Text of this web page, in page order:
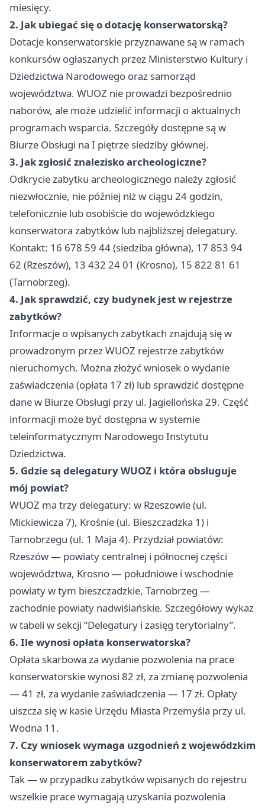
miesięcy.
2. Jak ubiegać się o dotację konserwatorską?
Dotacje konserwatorskie przyznawane są w ramach
konkursów ogłaszanych przez Ministerstwo Kultury i
Dziedzictwa Narodowego oraz samorząd
województwa. WUOZ nie prowadzi bezpośrednio
naborów, ale może udzielić informacji o aktualnych
programach wsparcia. Szczegóły dostępne są w
Biurze Obsługi na I piętrze siedziby głównej.
3. Jak zgłosić znalezisko archeologiczne?
Odkrycie zabytku archeologicznego należy zgłosić
niezwłocznie, nie później niż w ciągu 24 godzin,
telefonicznie lub osobiście do wojewódzkiego
konserwatora zabytków lub najbliższej delegatury.
Kontakt: 16 678 59 44 (siedziba główna), 17 853 94
62 (Rzeszów), 13 432 24 01 (Krosno), 15 822 81 61
(Tarnobrzeg).
4. Jak sprawdzić, czy budynek jest w rejestrze
zabytków?
Informacje o wpisanych zabytkach znajdują się w
prowadzonym przez WUOZ rejestrze zabytków
nieruchomych. Można złożyć wniosek o wydanie
zaświadczenia (opłata 17 zł) lub sprawdzić dostępne
dane w Biurze Obsługi przy ul. Jagiellońska 29. Część
informacji może być dostępna w systemie
teleinformatycznym Narodowego Instytutu
Dziedzictwa.
5. Gdzie są delegatury WUOZ i która obsługuje
mój powiat?
WUOZ ma trzy delegatury: w Rzeszowie (ul.
Mickiewicza 7), Krośnie (ul. Bieszczadzka 1) i
Tarnobrzegu (ul. 1 Maja 4). Przydział powiatów:
Rzeszów — powiaty centralnej i północnej części
województwa, Krosno — południowe i wschodnie
powiaty w tym bieszczadzkie, Tarnobrzeg —
zachodnie powiaty nadwiślańskie. Szczegółowy wykaz
w tabeli w sekcji “Delegatury i zasięg terytorialny”.
6. Ile wynosi opłata konserwatorska?
Opłata skarbowa za wydanie pozwolenia na prace
konserwatorskie wynosi 82 zł, za zmianę pozwolenia
— 41 zł, za wydanie zaświadczenia — 17 zł. Opłaty
uiszcza się w kasie Urzędu Miasta Przemyśla przy ul.
Wodna 11.
7. Czy wniosek wymaga uzgodnień z wojewódzkim
konserwatorem zabytków?
Tak — w przypadku zabytków wpisanych do rejestru
wszelkie prace wymagają uzyskania pozwolenia